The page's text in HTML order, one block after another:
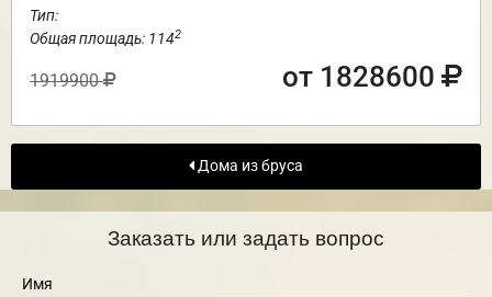
Тип:
Общая площадь: 1142
1919900 от 1828600
Дома из бруса
Заказать или задать вопрос
Имя